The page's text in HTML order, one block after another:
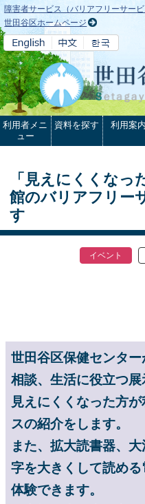
本文へ
障害者サービス（バリアフリーサービ
世田谷区ホームページ
利用者メニ
ュー
資料を探す 利用案内
「見えにくくなっ
館のバリアフリー
す
イベント
世田谷区保健センタ
相談、生活に役立つ展
見えにくくなった方
スの紹介をします。
また、拡大読書器、大
字を大きくして読め
体験できます。